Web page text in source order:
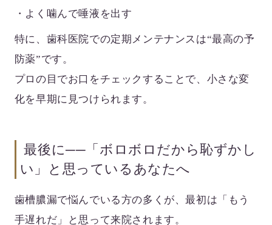
・よく噛んで唾液を出す
特に、 歯科医院での定期メンテナンス は“最高の予
防薬”です。
プロの目でお口をチェックすることで、小さな変
化を早期に見つけられます。
最後に──「ボロボロだから恥ずかし
い」と思っているあなたへ
歯槽膿漏で悩んでいる方の多くが、最初は「もう
手遅れだ」と思って来院されます。